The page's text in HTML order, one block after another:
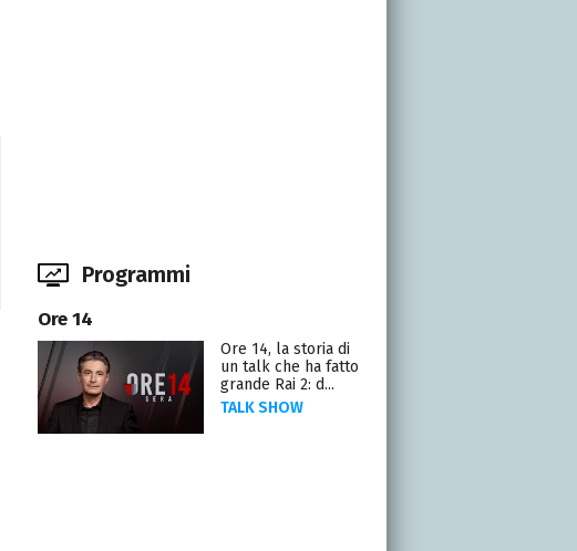
Programmi
Ore 14
Ore 14, la storia di
un talk che ha fatto
grande Rai 2: d...
TALK SHOW